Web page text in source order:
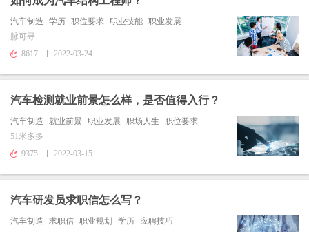
汽车制造 学历 职位要求 职业技能 职业发展
脉可寻
8617
2022-03-24
汽车检测就业前景怎么样，是否值得入行？
汽车制造 就业前景 职业发展 职场人生
职位要求
51米多多
9375
2022-03-15
汽车研发员求职信怎么写？
汽车制造 求职信 职业规划 学历
应聘技巧